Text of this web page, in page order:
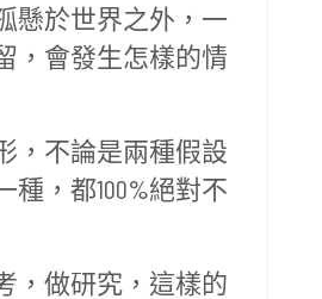
懸於世界之外，一
，會發生怎樣的情
，不論是兩種假設
種，都100%絕對不
，做研究，這樣的